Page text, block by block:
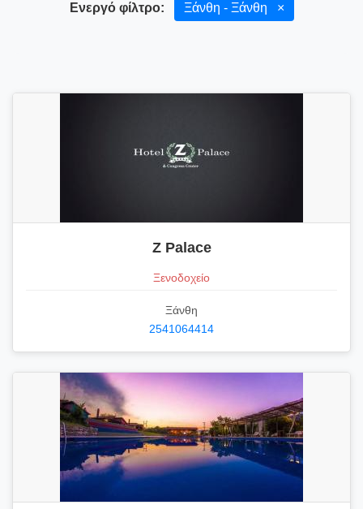
Ενεργό φίλτρο: Ξάνθη - Ξάνθη ×
Z Palace
Ξενοδοχείο
Ξάνθη
2541064414